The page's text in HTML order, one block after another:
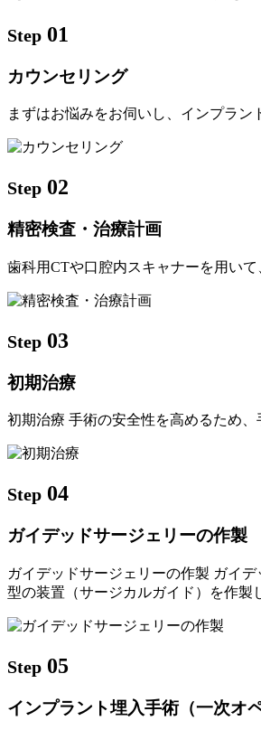
Step 01
カウンセリング
まずはお悩みをお伺いし、インプラン
Step 02
精密検査・治療計画
歯科用CTや口腔内スキャナーを用い
Step 03
初期治療
初期治療 手術の安全性を高めるため
Step 04
ガイデッドサージェリーの作製
ガイデッドサージェリーの作製 ガイ
型の装置（サージカルガイド）を作製
Step 05
インプラント埋入手術（一次オペ